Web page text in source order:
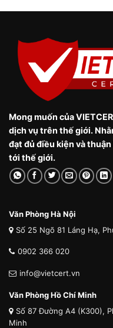
Mong muốn của
dịch vụ trên thế giới.
đạt đủ điều kiện và
tới thế giới.
Văn Phòng Hà Nội
Số 25 Ngõ 81 Láng Hạ,
0902 366 020
info@vietcert.vn
Văn Phòng Hồ Chí Minh
Số 87 Đường A4 (K300),
Minh